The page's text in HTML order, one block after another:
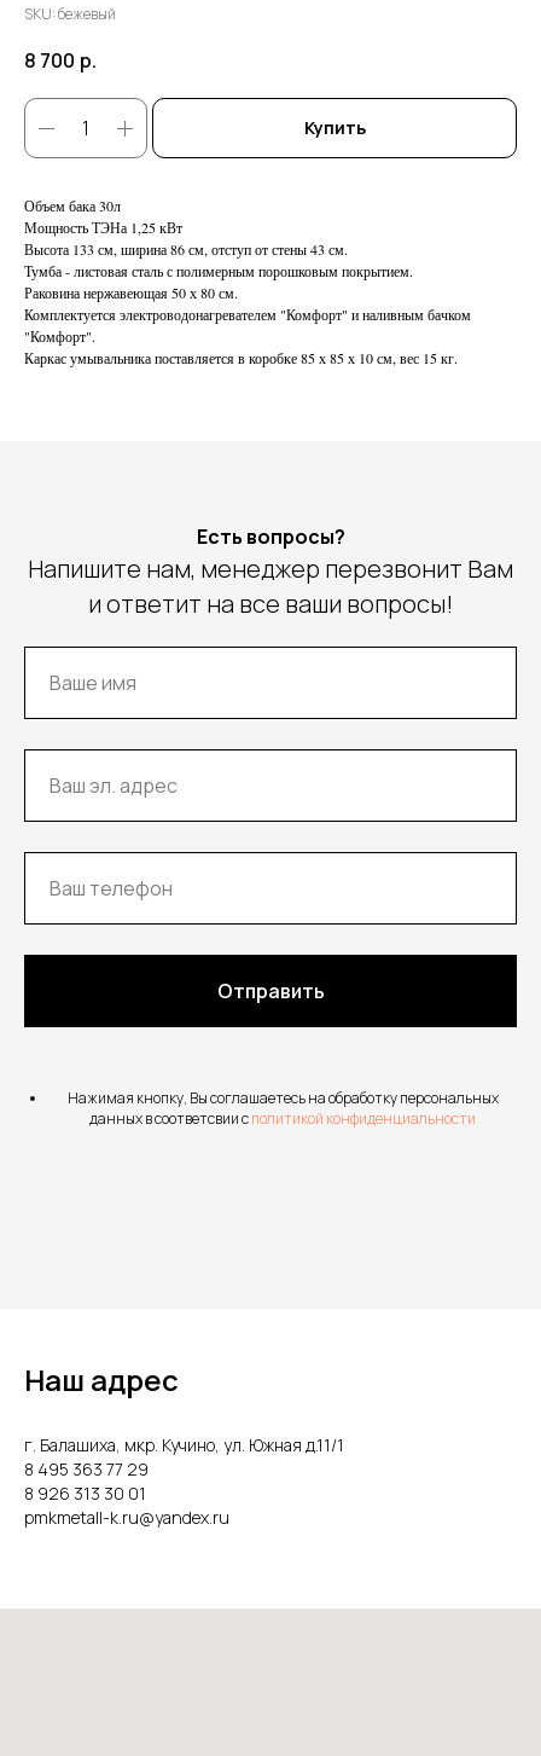
SKU:бежевый
8 700 р.
Купить
Объем бака 30л
Мощность ТЭНа 1,25 кВт
Высота 133 см, ширина 86 см, отступ от стены 43 см.
Тумба - листовая сталь с полимерным порошковым покрытием.
Раковина нержавеющая 50 х 80 см.
Комплектуется электроводонагревателем "Комфорт" и наливным бачком
"Комфорт".
Каркас умывальника поставляется в коробке 85 х 85 х 10 см, вес 15 кг.
Есть вопросы?
Напишите нам, менеджер перезвонит Вам
и ответит на все ваши вопросы!
Отправить
Нажимая кнопку, Вы соглашаетесь на обработку персональных
данных в соответсвии сполитикой конфиденциальности
Наш адрес
г. Балашиха, мкр. Кучино, ул. Южная д.11/1
8 495 363 77 29
8 926 313 30 01
pmkmetall-k.ru@yandex.ru